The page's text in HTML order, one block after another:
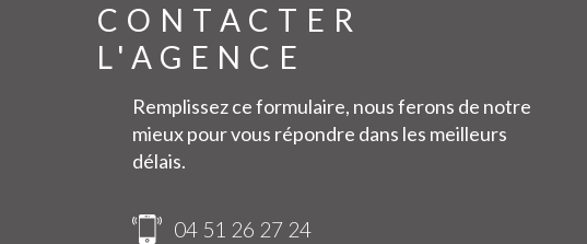
CONTACTER
L'AGENCE
Remplissez ce formulaire, nous ferons de notre
mieux pour vous répondre dans les meilleurs
délais.
04 51 26 27 24